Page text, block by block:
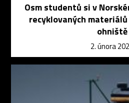
Osm studentů si v
recyklovaných
ohniště
2. února